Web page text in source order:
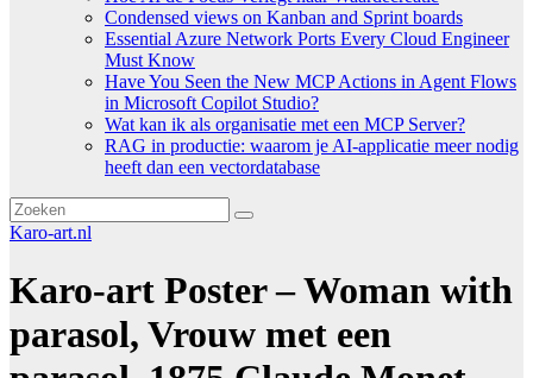
Condensed views on Kanban and Sprint boards
Essential Azure Network Ports Every Cloud Engineer
Must Know
Have You Seen the New MCP Actions in Agent Flows
in Microsoft Copilot Studio?
Wat kan ik als organisatie met een MCP Server?
RAG in productie: waarom je AI-applicatie meer nodig
heeft dan een vectordatabase
Karo-art.nl
Karo-art Poster – Woman with
parasol, Vrouw met een